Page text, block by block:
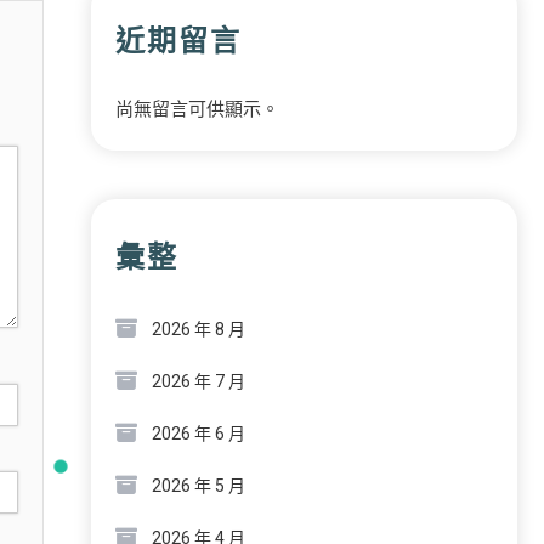
近期留言
尚無留言可供顯示。
彙整
2026 年 8 月
2026 年 7 月
2026 年 6 月
2026 年 5 月
2026 年 4 月